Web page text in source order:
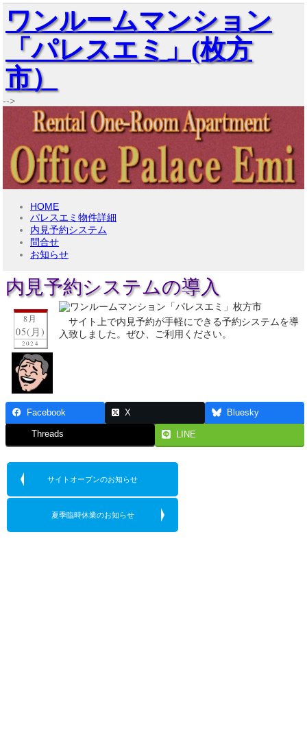
ワンルームマンション
「パレスエミ」(枚方
市）
-->
HOME
パレスエミ物件詳細
内見予約システム
問合せ
お知らせ
内見予約システムの導入
8月
05(月)
2024
サイト上で内見予約が手軽にできる予約システムを導
入致しました。ぜひ、ご利用ください。
Facebook X Bluesky
Threads LINE
サイトオープンのお知らせ
夏季臨時休業のお知らせ